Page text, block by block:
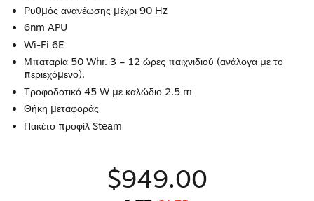
Ρυθμός ανανέωσης μέχρι 90 Hz
6nm APU
Wi-Fi 6E
Μπαταρία 50 Whr. 3 – 12 ώρες παιχνιδιού (ανάλογα με το
περιεχόμενο).
Τροφοδοτικό 45 W με καλώδιο 2.5 m
Θήκη μεταφοράς
Πακέτο προφίλ Steam
$949.00